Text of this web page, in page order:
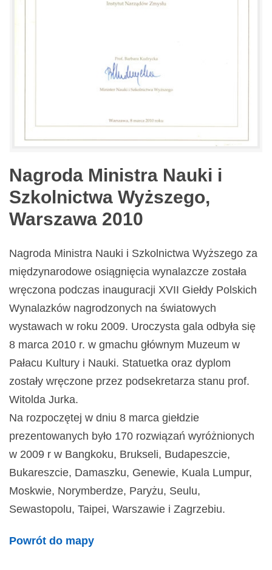
Nagroda Ministra Nauki i
Szkolnictwa Wyższego,
Warszawa 2010
Nagroda Ministra Nauki i Szkolnictwa Wyższego za
międzynarodowe osiągnięcia wynalazcze została
wręczona podczas inauguracji XVII Giełdy Polskich
Wynalazków nagrodzonych na światowych
wystawach w roku 2009. Uroczysta gala odbyła się
8 marca 2010 r. w gmachu głównym Muzeum w
Pałacu Kultury i Nauki. Statuetka oraz dyplom
zostały wręczone przez podsekretarza stanu prof.
Witolda Jurka.
Na rozpoczętej w dniu 8 marca giełdzie
prezentowanych było 170 rozwiązań wyróżnionych
w 2009 r w Bangkoku, Brukseli, Budapeszcie,
Bukareszcie, Damaszku, Genewie, Kuala Lumpur,
Moskwie, Norymberdze, Paryżu, Seulu,
Sewastopolu, Taipei, Warszawie i Zagrzebiu.
Powrót do mapy